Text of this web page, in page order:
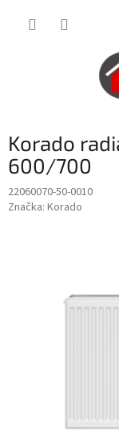
Korado
600/700
22060070-50-0010
Značka: Korado